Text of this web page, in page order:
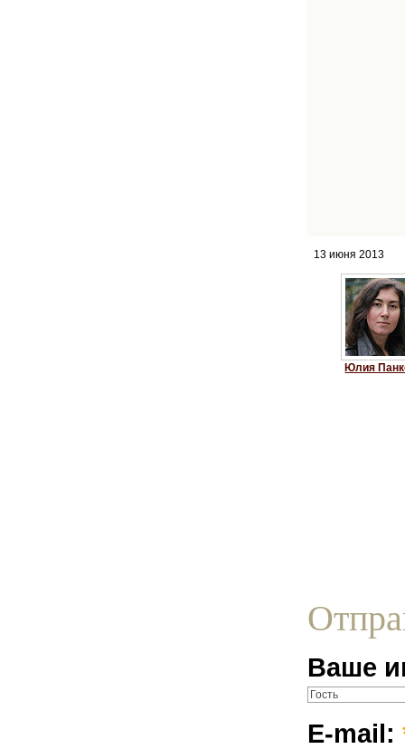
13 июня 2013
Юлия
Ваше
E-mail: